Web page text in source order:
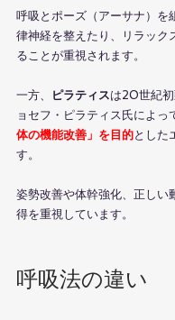
呼吸とポーズ（アーサナ）を
律神経を整えたり、リラック
ることが重視されます。
一方、 ピラティスは20世紀
ョセフ・ピラティス氏によっ
体の機能改善」を目的とした
す。
姿勢改善や体幹強化、正しい
得を重視しています。
呼吸法の違い